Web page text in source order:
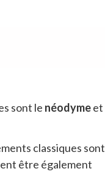
sont le néodymeet
classiques sont
être également